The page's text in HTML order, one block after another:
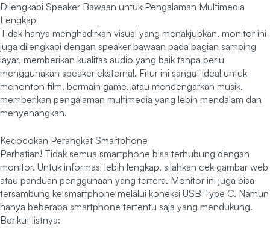
Dilengkapi Speaker Bawaan untuk Pengalaman Multimedia
Lengkap
Tidak hanya menghadirkan visual yang menakjubkan, monitor ini
juga dilengkapi dengan speaker bawaan pada bagian samping
layar, memberikan kualitas audio yang baik tanpa perlu
menggunakan speaker eksternal. Fitur ini sangat ideal untuk
menonton film, bermain game, atau mendengarkan musik,
memberikan pengalaman multimedia yang lebih mendalam dan
menyenangkan.
Kecocokan Perangkat Smartphone
Perhatian! Tidak semua smartphone bisa terhubung dengan
monitor. Untuk informasi lebih lengkap, silahkan cek gambar web
atau panduan penggunaan yang tertera. Monitor ini juga bisa
tersambung ke smartphone melalui koneksi USB Type C. Namun
hanya beberapa smartphone tertentu saja yang mendukung.
Berikut listnya: